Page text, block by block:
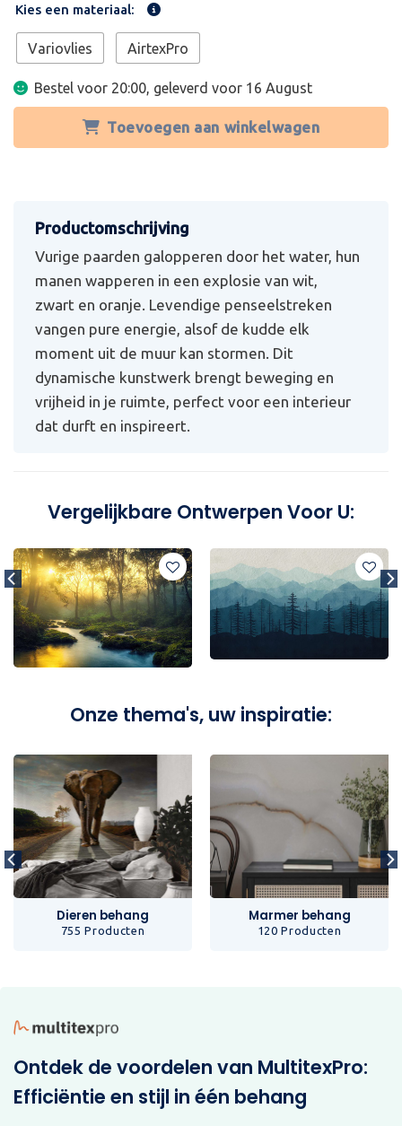
Kies een materiaal:
Variovlies AirtexPro
Bestel voor 20:00, geleverd voor 16 August
Toevoegen aan winkelwagen
Vurige paarden galopperen door het water, hun
manen wapperen in een explosie van wit,
zwart en oranje. Levendige penseelstreken
vangen pure energie, alsof de kudde elk
moment uit de muur kan stormen. Dit
dynamische kunstwerk brengt beweging en
vrijheid in je ruimte, perfect voor een interieur
dat durft en inspireert.
Vergelijkbare Ontwerpen Voor U:
Onze thema's, uw inspiratie:
Dieren behang
755 Producten
Marmer behang
120 Producten
Ontdek de voordelen van MultitexPro:
Efficiëntie en stijl in één behang